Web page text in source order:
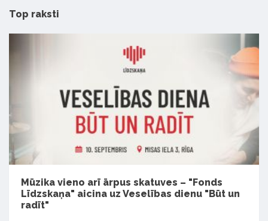
Top raksti
Mūzika vieno arī ārpus skatuves – "Fonds
Līdzskaņa" aicina uz Veselības dienu "Būt un
radīt"